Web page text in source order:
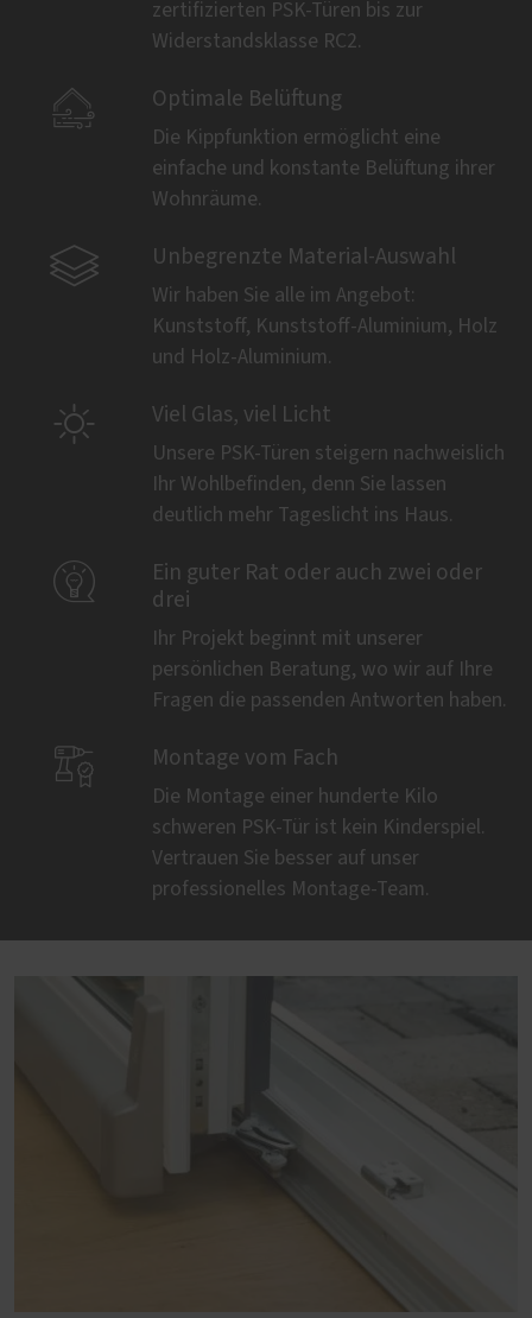
zertifizierten PSK-Türen bis zur
Widerstandsklasse RC2.
 Optimale Belüftung
Die Kippfunktion ermöglicht eine
einfache und konstante Belüftung ihrer
Wohnräume.
 Unbegrenzte Material-Auswahl
Wir haben Sie alle im Angebot:
Kunststoff, Kunststoff-Aluminium, Holz
und Holz-Aluminium.
 Viel Glas, viel Licht
Unsere PSK-Türen steigern nachweislich
Ihr Wohlbefinden, denn Sie lassen
deutlich mehr Tageslicht ins Haus.

Ein guter Rat oder auch zwei oder
drei
Ihr Projekt beginnt mit unserer
persönlichen Beratung, wo wir auf Ihre
Fragen die passenden Antworten haben.
 Montage vom Fach
Die Montage einer hunderte Kilo
schweren PSK-Tür ist kein Kinderspiel.
Vertrauen Sie besser auf unser
professionelles Montage-Team.